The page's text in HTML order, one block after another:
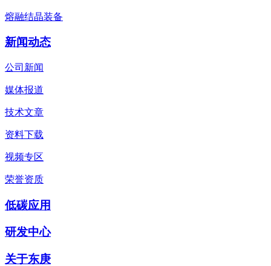
熔融结晶装备
新闻动态
公司新闻
媒体报道
技术文章
资料下载
视频专区
荣誉资质
低碳应用
研发中心
关于东庚